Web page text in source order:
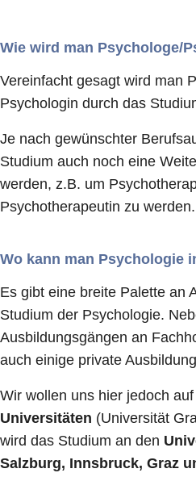
Wie wird man Psychologe/
Vereinfacht gesagt wird man
Psychologin durch das
Je nach gewünschter
Studium auch noch eine
werden, z.B. um
Psychotherapeutin zu werden.
Wo kann man Psychologie
Es gibt eine breite Palette an
Studium der Psychologie.
Ausbildungsgängen an
auch einige private
Wir wollen uns hier jedoch
Universitäten (Universität
wird das Studium an den
Salzburg, Innsbruck, Graz